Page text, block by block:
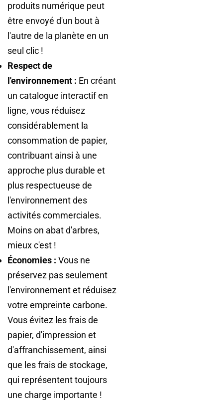
produits numérique peut
être envoyé d'un bout à
l'autre de la planète en un
seul clic !
Respect de
l'environnement : En créant
un catalogue interactif en
ligne, vous réduisez
considérablement la
consommation de papier,
contribuant ainsi à une
approche plus durable et
plus respectueuse de
l'environnement des
activités commerciales.
Moins on abat d'arbres,
mieux c'est !
Économies : Vous ne
préservez pas seulement
l'environnement et réduisez
votre empreinte carbone.
Vous évitez les frais de
papier, d'impression et
d'affranchissement, ainsi
que les frais de stockage,
qui représentent toujours
une charge importante !